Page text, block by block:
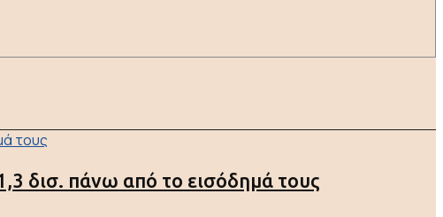
δισ. πάνω από το εισόδημά τους